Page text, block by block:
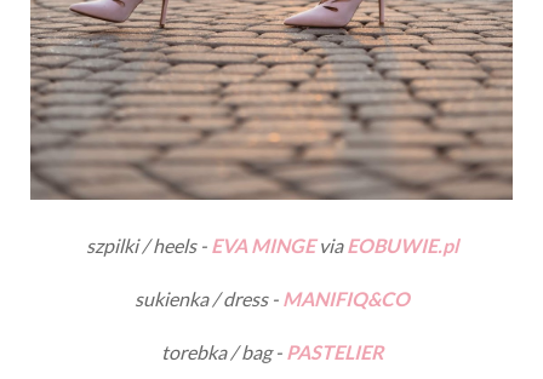
szpilki / heels - EVA MINGEvia EOBUWIE.pl
sukienka / dress - MANIFIQ&CO
torebka / bag - PASTELIER